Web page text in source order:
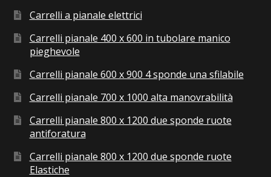
Carrelli a pianale elettrici
Carrelli pianale 400 x 600 in tubolare manico
pieghevole
Carrelli pianale 600 x 900 4 sponde una sfilabile
Carrelli pianale 700 x 1000 alta manovrabilità
Carrelli pianale 800 x 1200 due sponde ruote
antiforatura
Carrelli pianale 800 x 1200 due sponde ruote
Elastiche